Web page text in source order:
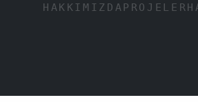
HAKKIMIZDAPROJELER